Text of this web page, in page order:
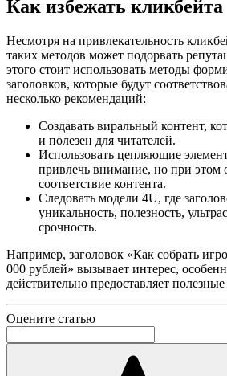
Как избежать кликбейта
Несмотря на привлекательность
таких методов может подорвать
этого стоит использовать методы
заголовков, которые будут
несколько рекомендаций:
Создавать виральный контент,
и полезен для читателей.
Использовать цепляющие
привлечь внимание, но при этом
соответствие контента.
Следовать модели 4U, где
уникальность, полезность,
срочность.
Например, заголовок «Как собрать
000 рублей» вызывает интерес,
действительно предоставляет
Оцените статью